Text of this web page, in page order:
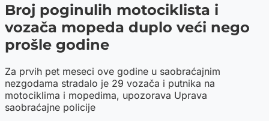
Broj poginulih motociklista i
vozača mopeda duplo veći nego
prošle godine
Za prvih pet meseci ove godine u saobraćajnim
nezgodama stradalo je 29 vozača i putnika na
motociklima i mopedima, upozorava Uprava
saobraćajne policije